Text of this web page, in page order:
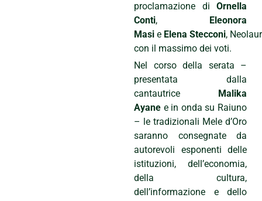
proclamazione di Ornella
Conti, Eleonora
Masi e Elena Stecconi,
con il massimo dei voti.
Nel corso della serata –
presentata dalla
cantautrice Malika
Ayane e in onda su Raiuno
– le tradizionali Mele d’Oro
saranno consegnate da
autorevoli esponenti delle
istituzioni, dell’economia,
della cultura,
dell’informazione e dello